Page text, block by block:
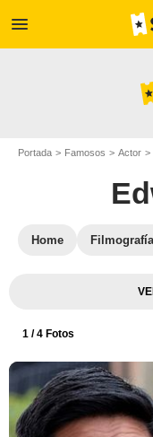
menu
Portada Famosos Actor
Home Filmografía
1 / 4 Fotos